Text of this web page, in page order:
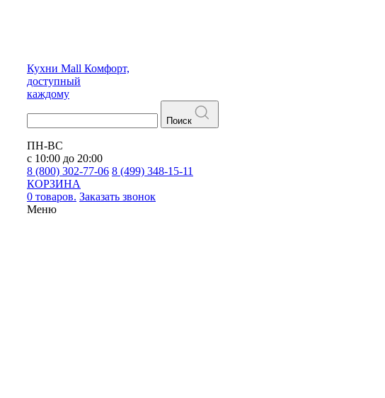
Кухни Mall Комфорт,
доступный
каждому
Поиск
ПН-ВС
с 10:00 до 20:00
8 (800) 302-77-06 8 (499) 348-15-11
КОРЗИНА
0 товаров. Заказать звонок
Меню